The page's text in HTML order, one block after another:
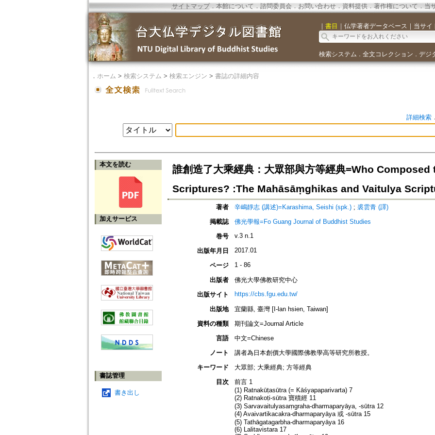
サイトマップ．本館について ． 諮問委員会． お問い合わせ． 資料提供． 著作権について．当
｜ 書目 ｜ 仏学著者データベース ｜ 当サイ
検索システム ． 全文コレクション ． デジ
． ホーム > 検索システム > 検索エンジン > 書誌の詳細内容
詳細検索
本文を読む
加えサービス
書誌管理
書き出し
誰創造了大乘經典：大眾部與方等經典=Who
Scriptures? :The Mahāsāṃghikas and Vaitulya
著者 辛嶋靜志 (講述)=Karashima, Seishi (spk.); 裘雲青 (譯)
掲載誌
佛光學報=Fo Guang Journal of Buddhist Studies
巻号
v.3 n.1
出版年月日 2017.01
ページ 1 - 86
出版者
佛光大學佛教研究中心
出版サイト
https://cbs.fgu.edu.tw/
出版地
宜蘭縣, 臺灣 [I-lan hsien, Taiwan]
資料の種類
期刊論文=Journal Article
言語
中文=Chinese
ノート
講者為日本創價大學國際佛教學高等研究所教授。
キーワード
大眾部; 大乘經典; 方等經典
目次
前言 1
(1) Ratnakūṭasūtra (= Kāśyapaparivarta) 7
(2) Ratnakoṭi-sūtra 寶積經 11
(3) Sarvavaitulyasaṃgraha-dharmaparyāya, -sūtra 12
(4) Avaivartikacakra-dharmaparyāya 或 -sūtra 15
(5) Tathāgatagarbha-dharmaparyāya 16
(6) Lalitavistara 17